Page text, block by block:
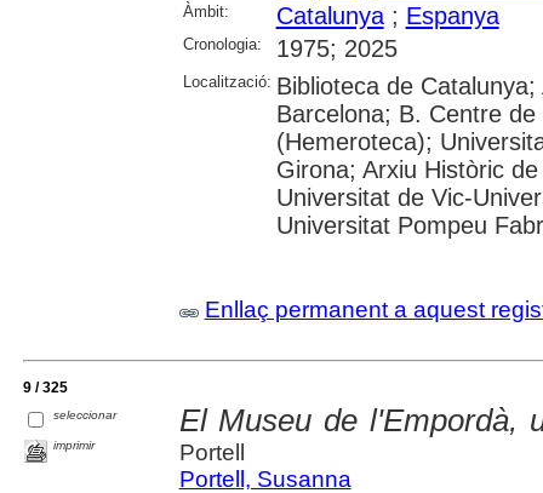
Àmbit:
Catalunya; Espanya
Cronologia: 1975; 2025
Localització: Biblioteca de
Barcelona; B. Centre
(Hemeroteca);
Girona; Arxiu Històric
Universitat de Vic-
Universitat Pompeu
Enllaç permanent a aquest
9 / 325
seleccionar
imprimir
El Museu de l'Empordà,
Portell
Portell, Susanna